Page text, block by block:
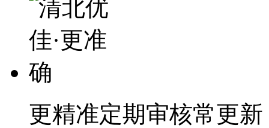
更精准定期审核常更新